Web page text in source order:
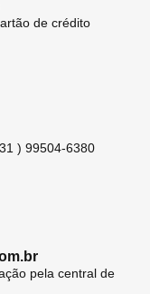
de crédito
) 99504-6380
pela central de